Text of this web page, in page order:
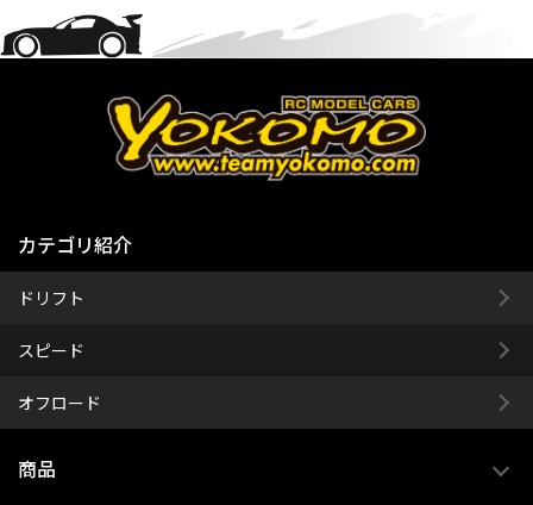
カテゴリ紹介
ドリフト
スピード
オフロード
商品